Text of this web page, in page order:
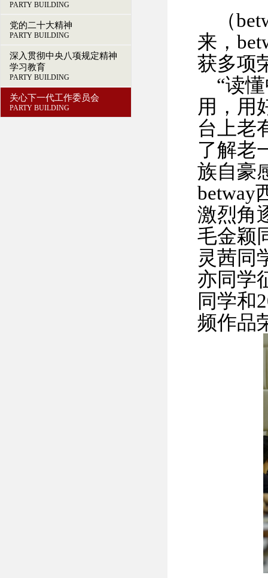
PARTY BUILDING
党的二十大精神
PARTY BUILDING
深入贯彻中央八项规定精神
学习教育
PARTY BUILDING
关心下一代工作委员会
PARTY BUILDING
（
来，
获多项
“读
用，用
台上老
了解老
族自豪
betway
激烈角
毛金颖
灵茜同
亦同学
同学和
频作品